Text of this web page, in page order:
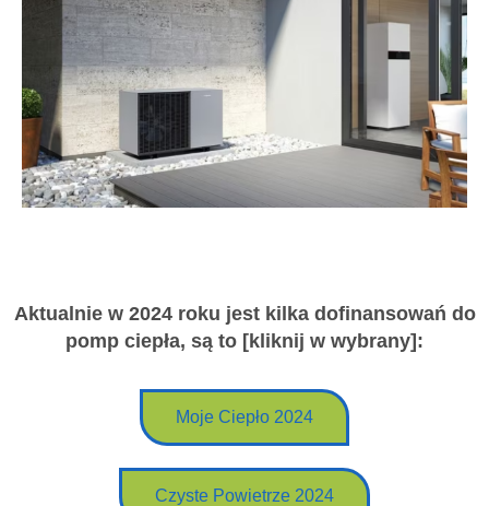
Aktualnie w 2024 roku jest kilka dofinansowań do
pomp ciepła, są to [kliknij w wybrany]:
Moje Ciepło 2024
Czyste Powietrze 2024